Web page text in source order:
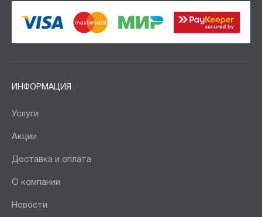
ИНФОРМАЦИЯ
Услуги
Акции
Доставка и оплата
О компании
Новости